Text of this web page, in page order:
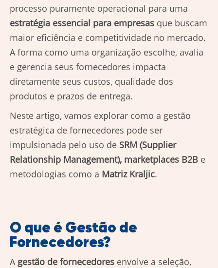
processo puramente operacional para uma
estratégia essencial para empresas que buscam
maior eficiência e competitividade no mercado.
A forma como uma organização escolhe, avalia
e gerencia seus fornecedores impacta
diretamente seus custos, qualidade dos
produtos e prazos de entrega.
Neste artigo, vamos explorar como a gestão
estratégica de fornecedores pode ser
impulsionada pelo uso de SRM (Supplier
Relationship Management), marketplaces B2B e
metodologias como a Matriz Kraljic.
O que é Gestão de
Fornecedores?
Agestão de fornecedores envolve a seleção,